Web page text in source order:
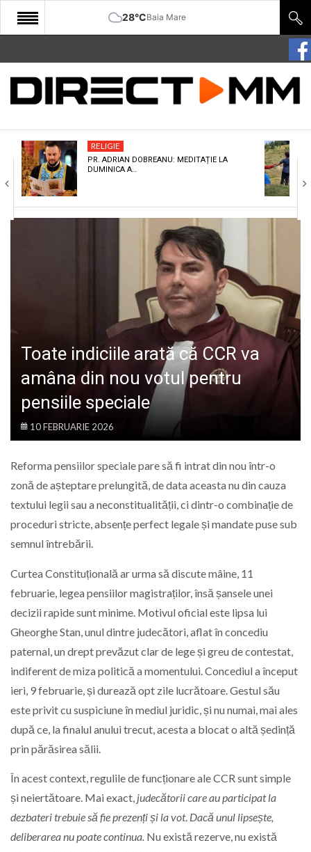
28°CBaia Mare
START
COMUNITATE
CULTURA
ECONOMIE
SANATATE
RELIGIE
PR. ADRIAN DOBREANU: MEDITAȚIE LA
DUMINICA A…
Toate indiciile arată că CCR va
amâna din nou votul pentru
pensiile speciale
10 FEBRUARIE 2026
Reforma pensiilor speciale pare să fi intrat din nou într-o
zonă de așteptare prelungită, de data aceasta nu din cauza
textului legii sau a neconstitualității, ci dintr-o combinație de
proceduri stricte, absențe perfect legale și mandate puse sub
semnul întrebării.
Curtea Constituțională ar urma să discute mâine, 11
februarie, legea pensiilor magistraților, însă șansele unei
decizii rapide sunt minime. Motivul oficial este lipsa lui
Gheorghe Stan, unul dintre judecători, aflat în concediu
paternal, un drept prevăzut clar de lege și greu de contestat,
indiferent de miza politică a momentului. Concediul a început
ieri, 9 februarie, și durează opt zile lucrătoare. Gestul său
este privit cu suspiciune în mediul juridic, și nu numai, mai ales
după ce, la finalul anului trecut, acesta a blocat o altă ședință
prin părăsirea sălii.
În acest context, regulile de funcționare ale CCR sunt simple
și neiertătoare. Mai exact, judecătorii care au participat la
dezbateri trebuie să fie prezenți și la vot. Dacă unul lipsește,
deliberarea nu poate continua. Nu există rezerve, nu există